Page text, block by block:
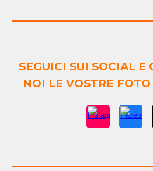
SEGUICI SUI SOCIAL E
NOI LE VOSTRE